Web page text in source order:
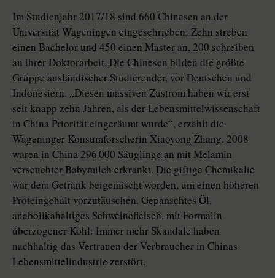
Im Studienjahr 2017/18 sind 660 Chinesen an der
Universität Wageningen eingeschrieben: Zehn streben
einen Bachelor und 450 einen Master an, 200 schreiben
an ihrer Doktorarbeit. Die Chinesen bilden die größte
Gruppe ausländischer Studierender, vor Deutschen und
Indonesiern. „Diesen massiven Zustrom haben wir erst
seit knapp zehn Jahren, als der Lebensmittelwissenschaft
in China Priorität eingeräumt wurde“, erzählt die
Wageninger Kon­sumforscherin Xiaoyong Zhang. 2008
waren in China 296 000 Säuglinge an mit Melamin
verseuchter Babymilch erkrankt. Die giftige Chemikalie
war dem Getränk beigemischt worden, um einen höheren
Proteingehalt vorzutäuschen. Gepanschtes Öl,
anabolikahaltiges Schweinefleisch, mit Formalin
überzogener Kohl: Immer mehr Skandale haben
nachhaltig das Vertrauen der Verbraucher in Chinas
Lebens­mittel­indus­trie zerstört.